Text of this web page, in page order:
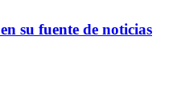
en su fuente de noticias